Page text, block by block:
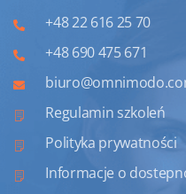
+48 22 616 25 70
+48 690 475 671
Regulamin szkoleń
Polityka prywatności
Informacje o